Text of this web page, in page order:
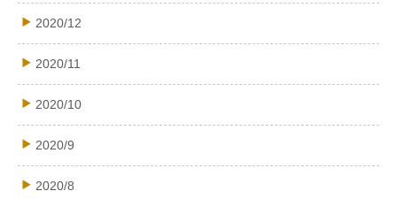
2020/12
2020/11
2020/10
2020/9
2020/8